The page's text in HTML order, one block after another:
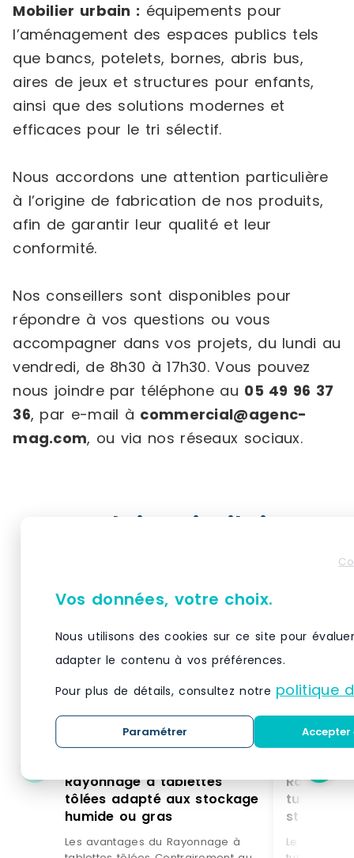
Mobilier urbain : équipements pour
l’aménagement des espaces publics tels
que bancs, potelets, bornes, abris bus,
aires de jeux et structures pour enfants,
ainsi que des solutions modernes et
efficaces pour le tri sélectif.
Nous accordons une attention particulière
à l’origine de fabrication de nos produits,
afin de garantir leur qualité et leur
conformité.
Nos conseillers sont disponibles pour
répondre à vos questions ou vous
accompagner dans vos projets, du lundi au
vendredi, de 8h30 à 17h30. Vous pouvez
nous joindre par téléphone au 05 49 96 37
36, par e-mail à commercial@agenc-
mag.com, ou via nos réseaux sociaux.
Produits similaires
Rayonnage à tablettes
tôlées adapté aux stockage
humide ou gras
Les avantages du Rayonnage à
tubulaires conçu
stockage
peu
Le
Vos données, votre choix.
Nous utilisons des cookies sur ce site pour
adapter le contenu à vos préférences.
Pour plus de détails, consultez notre politique
Paramétrer